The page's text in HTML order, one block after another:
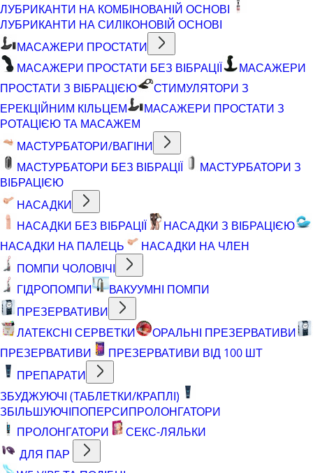
ЛУБРИКАНТИ НА КОМБІНОВАНІЙ ОСНОВІ
ЛУБРИКАНТИ НА СИЛІКОНОВІЙ ОСНОВІ
МАСАЖЕРИ ПРОСТАТИ
МАСАЖЕРИ ПРОСТАТИ БЕЗ ВІБРАЦІЇ
МАСАЖЕРИ
ПРОСТАТИ З ВІБРАЦІЄЮ
СТИМУЛЯТОРИ З
ЕРЕКЦІЙНИМ КІЛЬЦЕМ
МАСАЖЕРИ ПРОСТАТИ З
РОТАЦІЄЮ ТА МАСАЖЕМ
МАСТУРБАТОРИ/ВАГІНИ
МАСТУРБАТОРИ БЕЗ ВІБРАЦІЇ
МАСТУРБАТОРИ З
ВІБРАЦІЄЮ
НАСАДКИ
НАСАДКИ БЕЗ ВІБРАЦІЇ
НАСАДКИ З ВІБРАЦІЄЮ
НАСАДКИ НА ПАЛЕЦЬ
НАСАДКИ НА ЧЛЕН
ПОМПИ ЧОЛОВІЧІ
ГІДРОПОМПИ
ВАКУУМНІ ПОМПИ
ПРЕЗЕРВАТИВИ
ЛАТЕКСНІ СЕРВЕТКИ
ОРАЛЬНІ ПРЕЗЕРВАТИВИ
ПРЕЗЕРВАТИВИ
ПРЕЗЕРВАТИВИ ВІД 100 ШТ
ПРЕПАРАТИ
ЗБУДЖУЮЧІ (ТАБЛЕТКИ/КРАПЛІ)
ЗБІЛЬШУЮЧІПОПЕРСИПРОЛОНГАТОРИ
ПРОЛОНГАТОРИ
СЕКС-ЛЯЛЬКИ
ДЛЯ ПАР